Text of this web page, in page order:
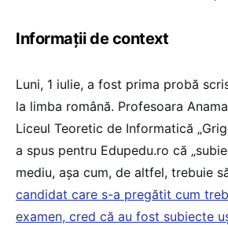
Informații de context
Luni, 1 iulie, a fost prima probă
la limba română. Profesoara
Liceul Teoretic de Informatică
a spus pentru Edupedu.ro că
mediu, așa cum, de altfel, trebuie
candidat care s-a pregătit cum
examen, cred că au fost subiecte